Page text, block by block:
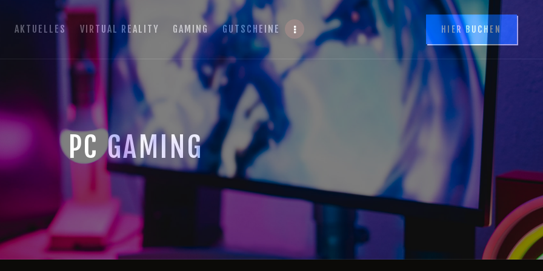
AKTUELLES VIRTUAL REALITY GAMING GUTSCHEINE HIER BUCHEN
PC GAMING
GAMING ROOM SCHLADMING
VR Escape Room / Multiplayer Gaming
AKTUELLES
VIRTUAL REALITY
GUTSCHEINE
BOOKING
EVENTS
RECARO GAMING
FAQ
KONTAKT